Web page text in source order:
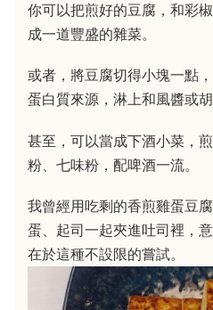
你可以把煎好的豆腐，和彩
成一道豐盛的雜菜。
或者，將豆腐切得小塊一點
蛋白質來源，淋上和風醬或胡
甚至，可以當成下酒小菜，
粉、七味粉，配啤酒一流。
我曾經用吃剩的香煎雞蛋豆
蛋、起司一起夾進吐司裡，
在於這種不設限的嘗試。